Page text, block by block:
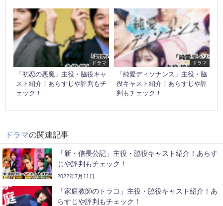
ドラマ
「初恋の悪魔」主役・脇役キャ
スト紹介！あらすじや評判もチ
ェック！
ドラマ
「純愛ディソナンス」主役・脇
役キャスト紹介！あらすじや評
判もチェック！
ドラマの関連記事
「新・信長公記」主役・脇役キャスト紹介！あらす
じや評判もチェック！
2022年7月11日
「家庭教師のトラコ」主役・脇役キャスト紹介！あ
らすじや評判もチェック！